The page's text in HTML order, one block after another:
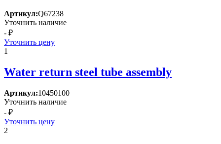
Артикул:Q67238
Уточнить наличие
- ₽
Уточнить цену
1
Water return steel tube assembly
Артикул:10450100
Уточнить наличие
- ₽
Уточнить цену
2